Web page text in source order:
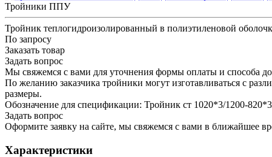
Тройники ППУ
Тройник теплогидроизолированный в полиэтиленовой
По запросу
Заказать товар
Задать вопрос
Мы свяжемся с вами для уточнения формы оплаты и способа
По желанию заказчика тройники могут изготавливаться с
размеры.
Обозначение для спецификации: Тройник ст 1020*3/1200-
Задать вопрос
Оформите заявку на сайте, мы свяжемся с вами в ближайшее
Характеристики